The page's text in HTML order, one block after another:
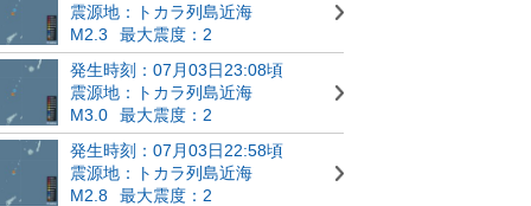
震源地：トカラ列島近海
M2.3
最大震度：2
発生時刻：07月03日23:08頃
震源地：トカラ列島近海
M3.0
最大震度：2
発生時刻：07月03日22:58頃
震源地：トカラ列島近海
M2.8
最大震度：2